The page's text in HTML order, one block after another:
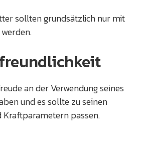
sollten grundsätzlich nur mit
an der Verwendung seines
und es sollte zu seinen
Kraftparametern passen.